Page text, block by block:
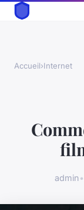
Accueil›Internet
admin•